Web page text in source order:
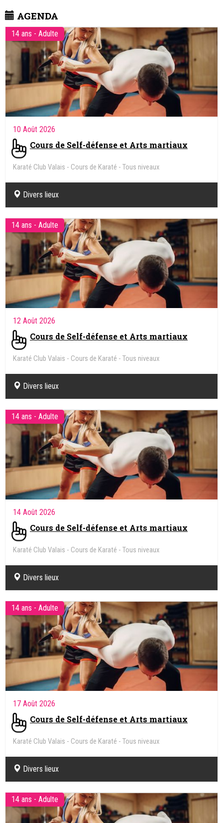
AGENDA
14 ans - Adulte
10 Août 2026
Cours de Self-défense et Arts martiaux
Karaté Club Valais - Cours de Karaté - Tous niveaux
Divers lieux
14 ans - Adulte
12 Août 2026
Cours de Self-défense et Arts martiaux
Karaté Club Valais - Cours de Karaté - Tous niveaux
Divers lieux
14 ans - Adulte
14 Août 2026
Cours de Self-défense et Arts martiaux
Karaté Club Valais - Cours de Karaté - Tous niveaux
Divers lieux
14 ans - Adulte
17 Août 2026
Cours de Self-défense et Arts martiaux
Karaté Club Valais - Cours de Karaté - Tous niveaux
Divers lieux
14 ans - Adulte